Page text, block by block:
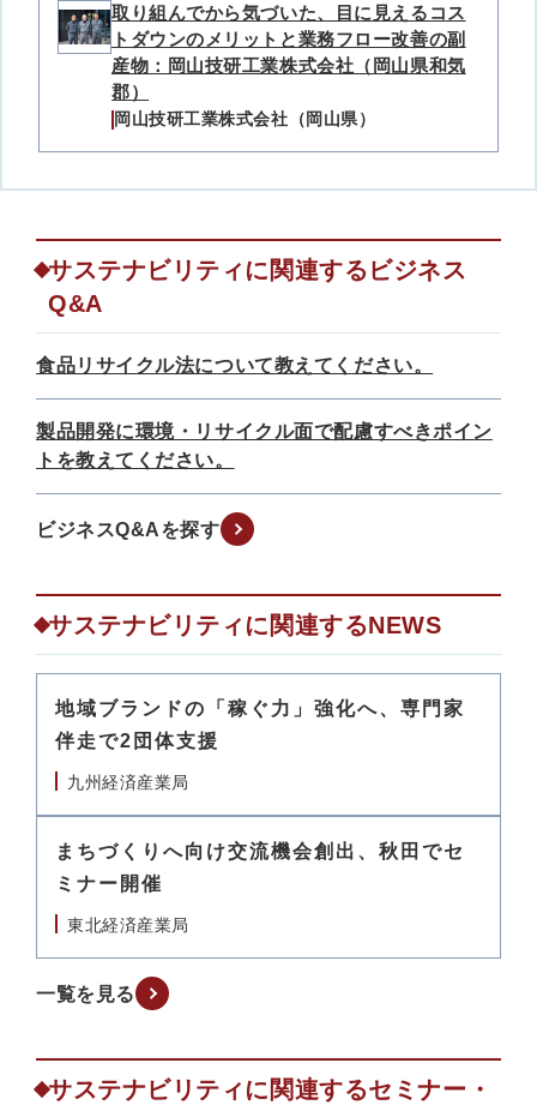
取り組んでから気づいた、目に見えるコス
トダウンのメリットと業務フロー改善の副
産物：岡山技研工業株式会社（岡山県和気
郡）
岡山技研工業株式会社（岡山県）
サステナビリティに関連するビジネス
Q&A
食品リサイクル法について教えてください。
製品開発に環境・リサイクル面で配慮すべきポイン
トを教えてください。
ビジネスQ&Aを探す
サステナビリティに関連するNEWS
地域ブランドの「稼ぐ力」強化へ、専門家
伴走で2団体支援
九州経済産業局
まちづくりへ向け交流機会創出、秋田でセ
ミナー開催
東北経済産業局
一覧を見る
サステナビリティに関連するセミナー・